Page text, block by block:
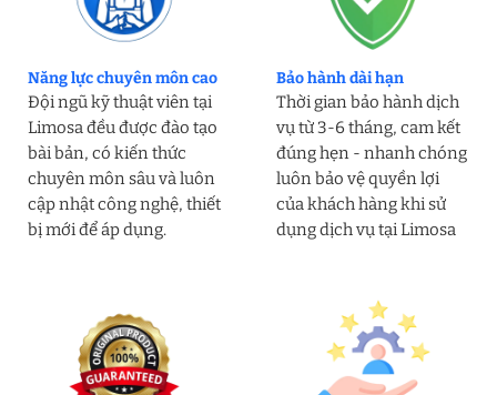
Năng lực chuyên môn cao
Đội ngũ kỹ thuật viên tại
Limosa đều được đào tạo
bài bản, có kiến thức
chuyên môn sâu và luôn
cập nhật công nghệ, thiết
bị mới để áp dụng.
Bảo hành dài hạn
Thời gian bảo hành dịch
vụ từ 3-6 tháng, cam kết
đúng hẹn - nhanh chóng
luôn bảo vệ quyền lợi
của khách hàng khi sử
dụng dịch vụ tại Limosa